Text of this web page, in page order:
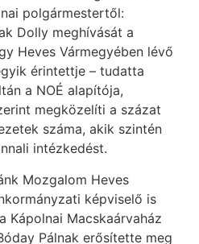
polgármestertől:
Dolly meghívását a
Heves Vármegyében lévő
érintettje – tudatta
a NOÉ alapítója,
megközelíti a százat
száma, akik szintén
intézkedést.
Mozgalom Heves
képviselő is
Kápolnai Macskaárvaház
Pálnak erősítette meg